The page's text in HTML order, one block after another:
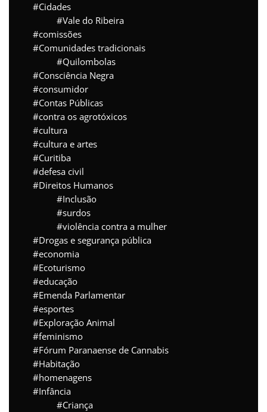
Cidades
Vale do Ribeira
comissões
Comunidades tradicionais
Quilombolas
Consciência Negra
consumidor
Contas Públicas
contra os agrotóxicos
cultura
cultura e artes
Curitiba
defesa civil
Direitos Humanos
Inclusão
surdos
violência contra a mulher
Drogas e segurança pública
economia
Ecoturismo
educação
Emenda Parlamentar
esportes
Exploração Animal
feminismo
Fórum Paranaense de Cannabis
Habitação
homenagens
Infância
Criança